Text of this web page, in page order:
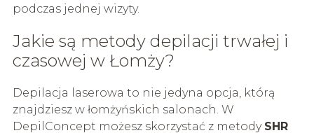
podczas jednej wizyty.
Jakie są metody depilacji trwałej i
czasowej w Łomży?
Depilacja laserowa to nie jedyna opcja, którą
znajdziesz w łomżyńskich salonach. W
DepilConcept możesz skorzystać z metody SHR